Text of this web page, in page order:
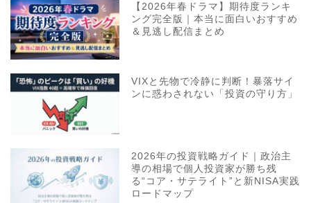
【2026年春ドラマ】期待度ランキ
ング完全版｜本当に面白いおすすめ
＆見逃し配信まとめ
VIXと先物で冷静に判断！暴落サイ
ンに惑わされない「投資の守り方」
2026年の投資戦略ガイド｜政治主
導の相場で個人投資家が勝ち残
る“コア・サテライト”と新NISA実践
ロードマップ